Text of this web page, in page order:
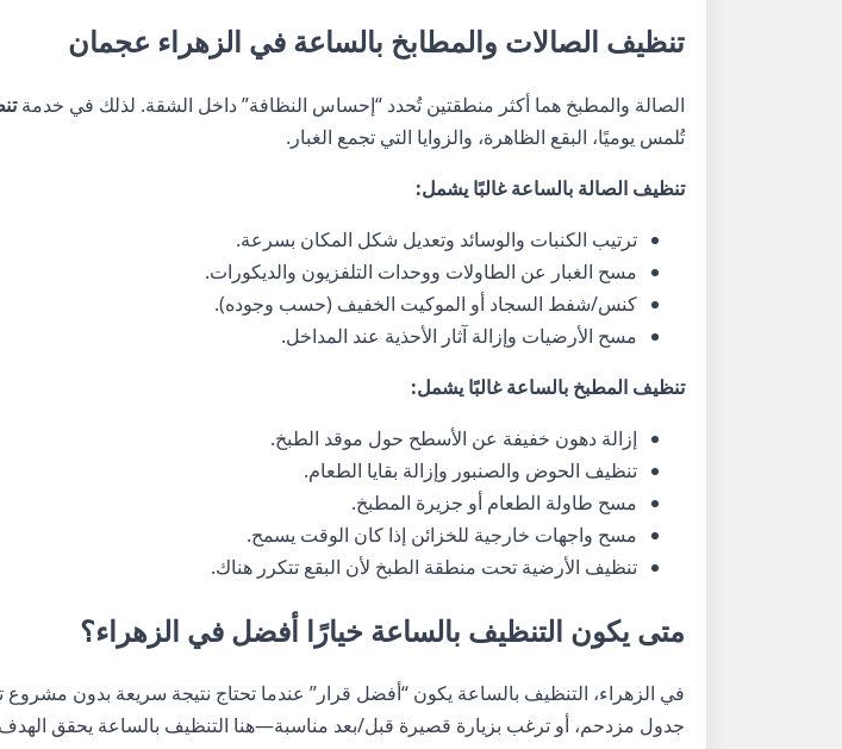
تنظيف الصالات والمطابخ بالساعة في الزهراء عجمان
الصالة والمطبخ هما أكثر منطقتين تُحدد “إحساس النظافة” داخل الشقة. لذلك في خدمة
تُلمس يوميًا، البقع الظاهرة، والزوايا التي تجمع الغبار.
تنظيف الصالة بالساعة غالبًا يشمل:
ترتيب الكنبات والوسائد وتعديل شكل المكان بسرعة.
مسح الغبار عن الطاولات ووحدات التلفزيون والديكورات.
كنس/شفط السجاد أو الموكيت الخفيف (حسب وجوده).
مسح الأرضيات وإزالة آثار الأحذية عند المداخل.
تنظيف المطبخ بالساعة غالبًا يشمل:
إزالة دهون خفيفة عن الأسطح حول موقد الطبخ.
تنظيف الحوض والصنبور وإزالة بقايا الطعام.
مسح طاولة الطعام أو جزيرة المطبخ.
مسح واجهات خارجية للخزائن إذا كان الوقت يسمح.
تنظيف الأرضية تحت منطقة الطبخ لأن البقع تتكرر هناك.
متى يكون التنظيف بالساعة خيارًا أفضل في الزهراء؟
في الزهراء، التنظيف بالساعة يكون “أفضل قرار” عندما تحتاج نتيجة سريعة بدون
جدول مزدحم، أو ترغب بزيارة قصيرة قبل/بعد مناسبة—هنا التنظيف بالساعة يحقق